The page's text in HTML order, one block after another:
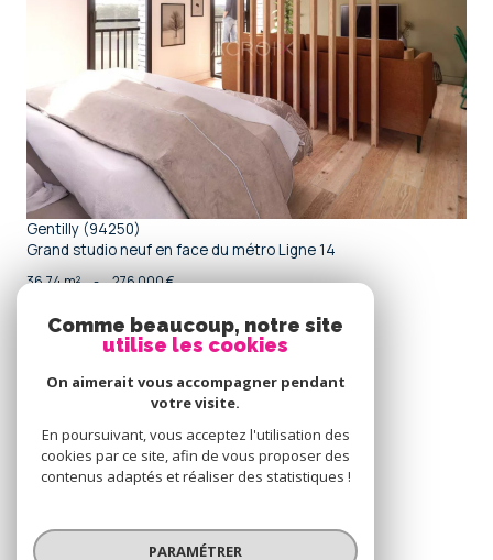
voir le bien
Gentilly (94250)
Grand studio neuf en face du métro Ligne 14
36,74 m² - 276 000 €
connecter
espace propriétaire
Nous
adhérons
Comme beaucoup, notre site
utilise les cookies
On aimerait vous accompagner pendant
votre visite.
En poursuivant, vous acceptez l'utilisation des
cookies par ce site, afin de vous proposer des
contenus adaptés et réaliser des statistiques !
PARAMÉTRER